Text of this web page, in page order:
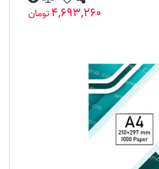
4,693,260تومان